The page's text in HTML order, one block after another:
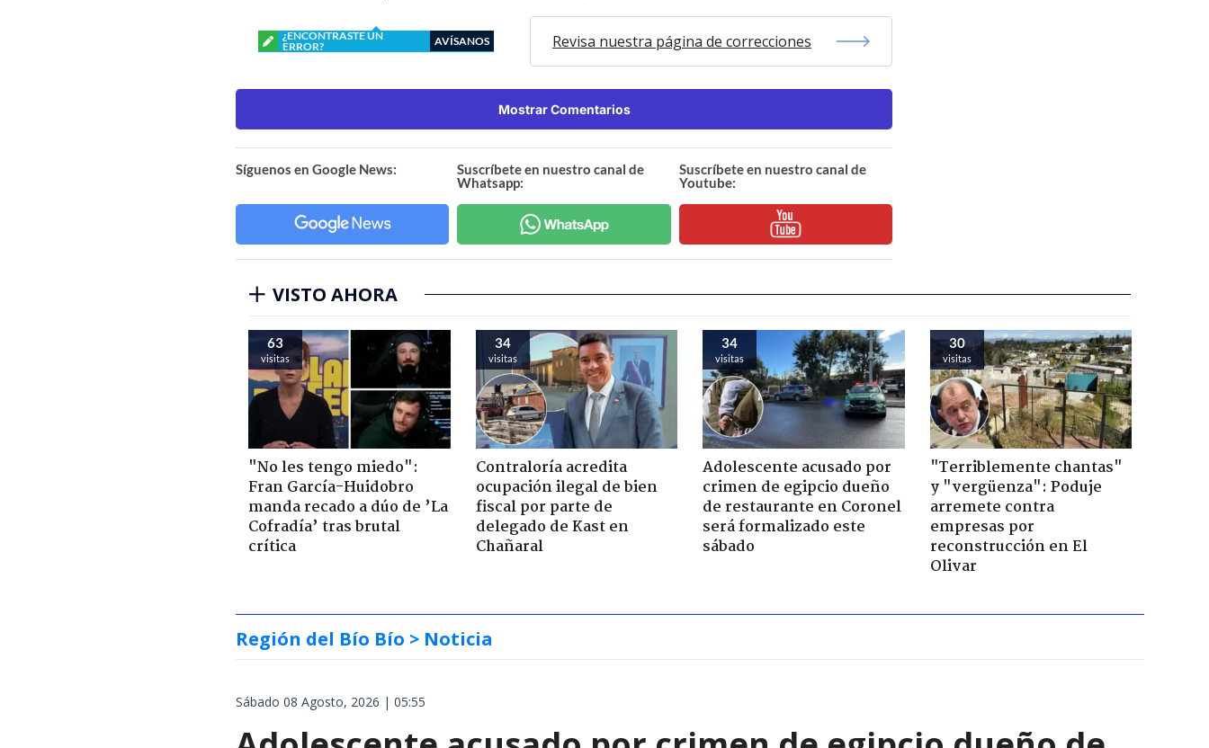
¿ENCONTRASTE UN
ERROR?
AVÍSANOS Revisa nuestra página de correcciones
Mostrar Comentarios
Síguenos en Google News:
Suscríbete en nuestro canal de
Whatsapp:
Suscríbete en nuestro canal de
Youtube:
VISTO AHORA
63
visitas
"No les tengo miedo":
Fran García-Huidobro
manda recado a dúo de ’La
Cofradía’ tras brutal
crítica
34
visitas
Contraloría acredita
ocupación ilegal de bien
fiscal por parte de
delegado de Kast en
Chañaral
34
visitas
Adolescente acusado por
crimen de egipcio dueño
de restaurante en Coronel
será formalizado este
sábado
30
visitas
"Terriblemente chantas"
y "vergüenza": Poduje
arremete contra
empresas por
reconstrucción en El
Olivar
Región del Bío Bío > Noticia
Sábado 08 Agosto, 2026 | 05:55